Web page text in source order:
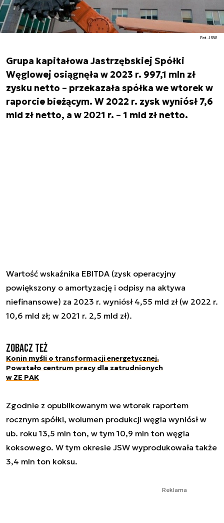
Fot. JSW
Grupa kapitałowa Jastrzębskiej Spółki
Węglowej osiągnęła w 2023 r. 997,1 mln zł
zysku netto – przekazała spółka we wtorek w
raporcie bieżącym. W 2022 r. zysk wyniósł 7,6
mld zł netto, a w 2021 r. – 1 mld zł netto.
Wartość wskaźnika EBITDA (zysk operacyjny
powiększony o amortyzację i odpisy na aktywa
niefinansowe) za 2023 r. wyniósł 4,55 mld zł (w 2022 r.
10,6 mld zł; w 2021 r. 2,5 mld zł).
Zobacz też
Konin myśli o transformacji energetycznej.
Powstało centrum pracy dla zatrudnionych
w ZE PAK
Zgodnie z opublikowanym we wtorek raportem
rocznym spółki, wolumen produkcji węgla wyniósł w
ub. roku 13,5 mln ton, w tym 10,9 mln ton węgla
koksowego. W tym okresie JSW wyprodukowała także
3,4 mln ton koksu.
Reklama